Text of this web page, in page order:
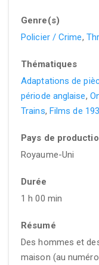
Genre(s)
Policier / Crime,
Thématiques
Adaptations de
période anglaise,
Trains, Films de
Pays de
Royaume-Uni
Durée
1 h 00 min
Résumé
Des hommes et
maison (au